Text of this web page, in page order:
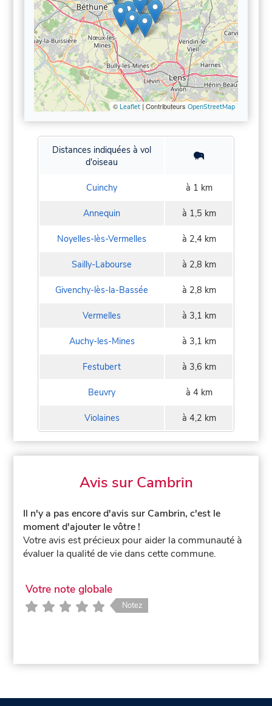
© Leaflet| Contributeurs OpenStreetMap
Distances indiquées à vol
d'oiseau
Cuinchy à 1 km
Annequin à 1,5 km
Noyelles-lès-Vermelles à 2,4 km
Sailly-Labourse à 2,8 km
Givenchy-lès-la-Bassée à 2,8 km
Vermelles à 3,1 km
Auchy-les-Mines à 3,1 km
Festubert à 3,6 km
Beuvry à 4 km
Violaines à 4,2 km
Avis sur Cambrin
Il n'y a pas encore d'avis sur Cambrin, c'est le
moment d'ajouter le vôtre !
Votre avis est précieux pour aider la communauté à
évaluer la qualité de vie dans cette commune.
Votre note globale
Notez